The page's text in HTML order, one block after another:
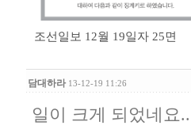
조선일보 12월 19일자 25면
담대하라 13-12-19 11:26
일이 크게 되었네요